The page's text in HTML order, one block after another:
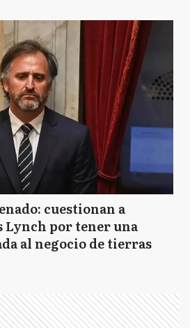
cuestionan a
Lynch por tener una
al negocio de tierras